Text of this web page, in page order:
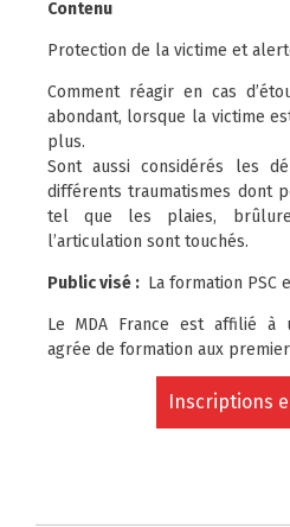
Contenu
Protection de la victime et
Comment réagir en cas
abondant, lorsque la victime
plus.
Sont aussi considérés les
différents traumatismes dont
tel que les plaies,
l’articulation sont touchés.
Public visé : La formation PSC
Le MDA France est affilié à
agrée de formation aux
Inscriptions